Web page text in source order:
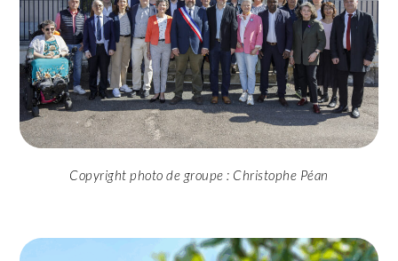
Copyright photo de groupe : Christophe Péan